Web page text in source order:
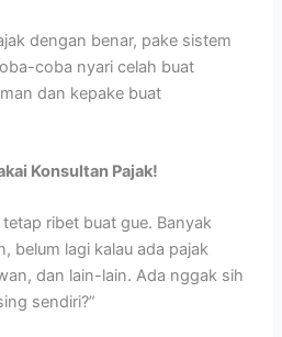
dengan benar, pake sistem
coba nyari celah buat
dan kepake buat
Konsultan Pajak!
ribet buat gue. Banyak
belum lagi kalau ada pajak
dan lain-lain. Ada nggak sih
sendiri?”